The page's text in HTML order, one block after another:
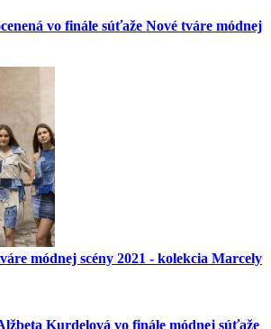
vo finále súťaže Nové tváre módnej
módnej scény 2021 - kolekcia Marcely
Kurdelová vo finále módnej súťaže